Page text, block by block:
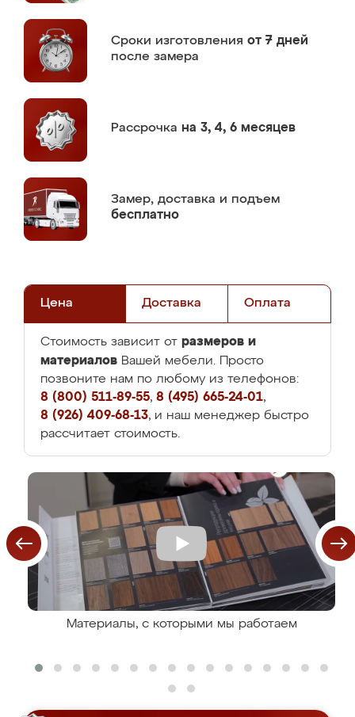
Сроки изготовления от 7 дней
после замера
Рассрочка на 3, 4, 6 месяцев
Замер, доставка и подъем
бесплатно
Цена Доставка Оплата
Стоимость зависит от размеров и
материалов Вашей мебели. Просто
позвоните нам по любому из телефонов:
8 (800) 511-89-55, 8 (495) 665-24-01,
8 (926) 409-68-13, и наш менеджер быстро
рассчитает стоимость.
Материалы, с которыми мы работаем